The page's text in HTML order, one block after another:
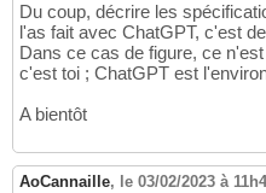
Du coup, décrire les
l'as fait avec ChatGPT, c'est
Dans ce cas de figure, ce
c'est toi ; ChatGPT est
A bientôt
AoCannaille, le 03/02/2023 à